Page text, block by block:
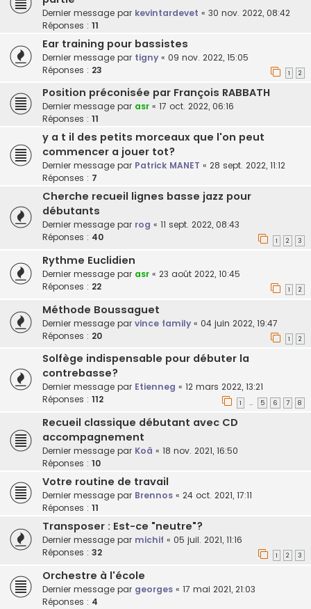
Dernier message par kevintardevet « 30 nov. 2022, 08:42
Réponses : 11
Ear training pour bassistes
Dernier message par tigny « 09 nov. 2022, 15:05
Réponses : 23 1 2
Position préconisée par François RABBATH
Dernier message par asr « 17 oct. 2022, 06:16
Réponses : 11
y a t il des petits morceaux que l'on peut
commencer a jouer tot?
Dernier message par Patrick MANET « 28 sept. 2022, 11:12
Réponses : 7
Cherche recueil lignes basse jazz pour
débutants
Dernier message par rog « 11 sept. 2022, 08:43
Réponses : 40 1 2 3
Rythme Euclidien
Dernier message par asr « 23 août 2022, 10:45
Réponses : 22 1 2
Méthode Boussaguet
Dernier message par vince family « 04 juin 2022, 19:47
Réponses : 20 1 2
Solfège indispensable pour débuter la
contrebasse?
Dernier message par Etienneg « 12 mars 2022, 13:21
Réponses : 112 1 … 5 6 7 8
Recueil classique débutant avec CD
accompagnement
Dernier message par Koâ « 18 nov. 2021, 16:50
Réponses : 10
Votre routine de travail
Dernier message par Brennos « 24 oct. 2021, 17:11
Réponses : 11
Transposer : Est-ce "neutre"?
Dernier message par michif « 05 juil. 2021, 11:16
Réponses : 32 1 2 3
Orchestre à l'école
Dernier message par georges « 17 mai 2021, 21:03
Réponses : 4